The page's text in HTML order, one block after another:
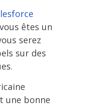
êtes un
serez
sur des
une bonne